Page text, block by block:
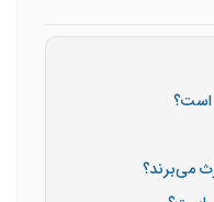
است؟
می‌برند؟